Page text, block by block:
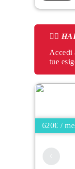
👉🏻
Accedi
tue
620€ /